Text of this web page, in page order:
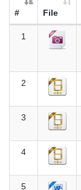
# File
1
2
3
4
5